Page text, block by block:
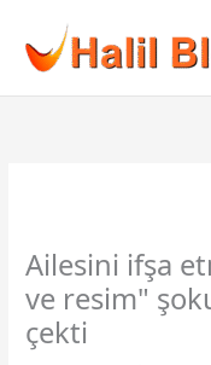
Ailesini ifşa
ve resim"
çekti